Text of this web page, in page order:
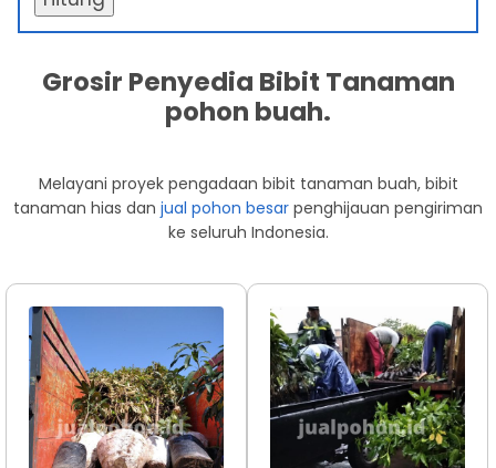
Grosir Penyedia Bibit Tanaman
pohon buah.
Melayani proyek pengadaan bibit tanaman buah, bibit
tanaman hias dan jual pohon besar penghijauan pengiriman
ke seluruh Indonesia.